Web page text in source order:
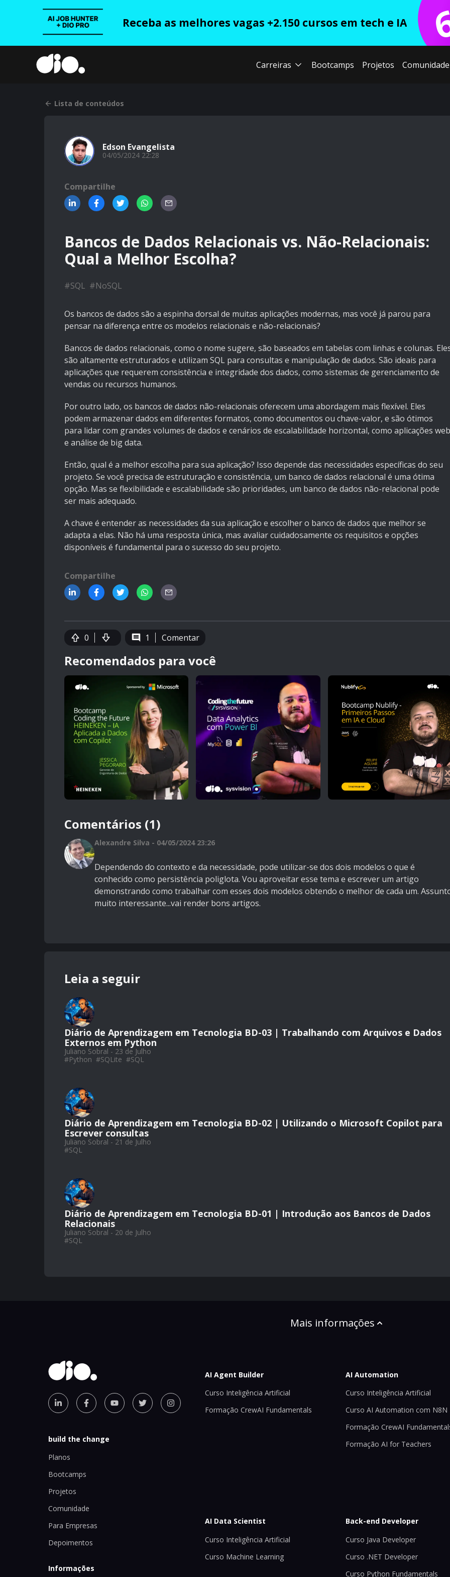
Receba as melhores vagas +2.150 cursos em tech e IA
Carreiras Bootcamps Projetos Comunidade
Lista de conteúdos
Edson Evangelista
04/05/2024 22:28
Compartilhe
Bancos de Dados Relacionais vs. Não-Relacionais:
Qual a Melhor Escolha?
#SQL #NoSQL
Os bancos de dados são a espinha dorsal de muitas aplicações modernas, mas você já parou para
pensar na diferença entre os modelos relacionais e não-relacionais?
Bancos de dados relacionais, como o nome sugere, são baseados em tabelas com linhas e colunas.
são altamente estruturados e utilizam SQL para consultas e manipulação de dados. São ideais para
aplicações que requerem consistência e integridade dos dados, como sistemas de gerenciamento de
vendas ou recursos humanos.
Por outro lado, os bancos de dados não-relacionais oferecem uma abordagem mais flexível. Eles
podem armazenar dados em diferentes formatos, como documentos ou chave-valor, e são ótimos
para lidar com grandes volumes de dados e cenários de escalabilidade horizontal, como aplicações web
e análise de big data.
Então, qual é a melhor escolha para sua aplicação? Isso depende das necessidades específicas do seu
projeto. Se você precisa de estruturação e consistência, um banco de dados relacional é uma ótima
opção. Mas se flexibilidade e escalabilidade são prioridades, um banco de dados não-relacional pode
ser mais adequado.
A chave é entender as necessidades da sua aplicação e escolher o banco de dados que melhor se
adapta a elas. Não há uma resposta única, mas avaliar cuidadosamente os requisitos e opções
disponíveis é fundamental para o sucesso do seu projeto.
Compartilhe
0 1 Comentar
Recomendados para você
Comentários (1)
Alexandre Silva - 04/05/2024 23:26
Dependendo do contexto e da necessidade, pode utilizar-se dos dois modelos o que é
conhecido como persistência poliglota. Vou aproveitar esse tema e escrever um artigo
demonstrando como trabalhar com esses dois modelos obtendo o melhor de cada um.
muito interessante...vai render bons artigos.
Leia a seguir
Diário de Aprendizagem em Tecnologia BD-03 | Trabalhando com Arquivos e Dados
Externos em Python
Juliano Sobral - 23 de Julho
#Python #SQLite #SQL
Diário de Aprendizagem em Tecnologia BD-02 | Utilizando o Microsoft Copilot para
Escrever consultas
Juliano Sobral - 21 de Julho
#SQL
Diário de Aprendizagem em Tecnologia BD-01 | Introdução aos Bancos de Dados
Relacionais
Juliano Sobral - 20 de Julho
#SQL
Mais informações
build the change
Planos
Bootcamps
Projetos
Comunidade
Para Empresas
Depoimentos
Informações
AI Agent Builder
Curso Inteligência Artificial
Formação CrewAI Fundamentals
AI Automation
Curso Inteligência Artificial
Curso AI Automation com N8N
Formação CrewAI
Formação AI for Teachers
AI Data Scientist
Curso Inteligência Artificial
Curso Machine Learning
Back-end Developer
Curso Java Developer
Curso .NET Developer
Curso Python Fundamentals